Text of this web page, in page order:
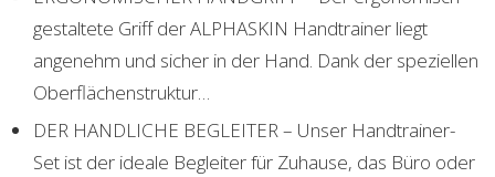
gestaltete Griff der ALPHASKIN Handtrainer liegt
angenehm und sicher in der Hand. Dank der speziellen
Oberflächenstruktur…
DER HANDLICHE BEGLEITER – Unser Handtrainer-
Set ist der ideale Begleiter für Zuhause, das Büro oder